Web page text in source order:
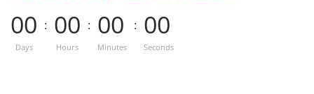
00
Days
: 00
Hours
: 00
Minutes
: 00
Seconds